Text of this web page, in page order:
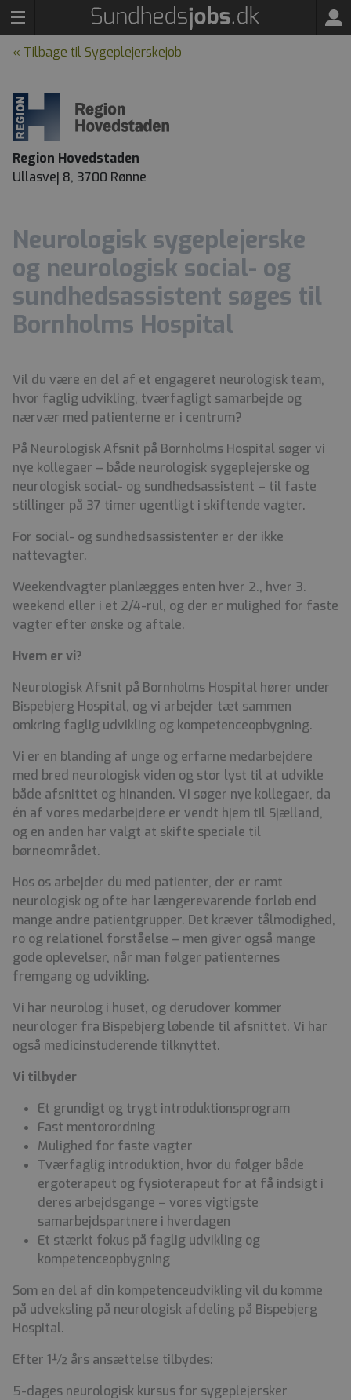
« Tilbage til Sygeplejerskejob
Region Hovedstaden
Ullasvej 8, 3700 Rønne
Neurologisk sygeplejerske
og neurologisk social- og
sundhedsassistent søges til
Bornholms Hospital
Vil du være en del af et engageret neurologisk team,
hvor faglig udvikling, tværfagligt samarbejde og
nærvær med patienterne er i centrum?
På Neurologisk Afsnit på Bornholms Hospital søger vi
nye kollegaer – både neurologisk sygeplejerske og
neurologisk social- og sundhedsassistent – til faste
stillinger på 37 timer ugentligt i skiftende vagter.
For social- og sundhedsassistenter er der ikke
nattevagter.
Weekendvagter planlægges enten hver 2., hver 3.
weekend eller i et 2/4-rul, og der er mulighed for faste
vagter efter ønske og aftale.
Hvem er vi?
Neurologisk Afsnit på Bornholms Hospital hører under
Bispebjerg Hospital, og vi arbejder tæt sammen
omkring faglig udvikling og kompetenceopbygning.
Vi er en blanding af unge og erfarne medarbejdere
med bred neurologisk viden og stor lyst til at udvikle
både afsnittet og hinanden. Vi søger nye kollegaer, da
én af vores medarbejdere er vendt hjem til Sjælland,
og en anden har valgt at skifte speciale til
børneområdet.
Hos os arbejder du med patienter, der er ramt
neurologisk og ofte har længerevarende forløb end
mange andre patientgrupper. Det kræver tålmodighed,
ro og relationel forståelse – men giver også mange
gode oplevelser, når man følger patienternes
fremgang og udvikling.
Vi har neurolog i huset, og derudover kommer
neurologer fra Bispebjerg løbende til afsnittet. Vi har
også medicinstuderende tilknyttet.
Vi tilbyder
Et grundigt og trygt introduktionsprogram
Fast mentorordning
Mulighed for faste vagter
Tværfaglig introduktion, hvor du følger både
ergoterapeut og fysioterapeut for at få indsigt i
deres arbejdsgange – vores vigtigste
samarbejdspartnere i hverdagen
Et stærkt fokus på faglig udvikling og
kompetenceopbygning
Som en del af din kompetenceudvikling vil du komme
på udveksling på neurologisk afdeling på Bispebjerg
Hospital.
Efter 1½ års ansættelse tilbydes:
5-dages neurologisk kursus for sygeplejersker